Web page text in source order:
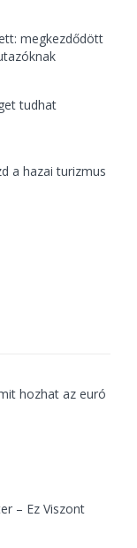
megkezdődött
tudhat
a hazai turizmus
hozhat az euró
– Ez Viszont